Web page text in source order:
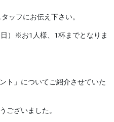
フにお伝え下さい。
）※お1人様、1杯までとなりま
ト」についてご紹介させていた
ございました。